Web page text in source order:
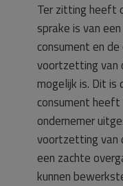
Ter zitting heeft
sprake is van
consument en
voortzetting van
mogelijk is. Dit is
consument
ondernemer
voortzetting van
een zachte
kunnen